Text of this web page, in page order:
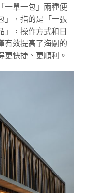
一單一包」兩種便
」，指的是「一張
」，操作方式和日
有效提高了海關的
更快捷、更順利。